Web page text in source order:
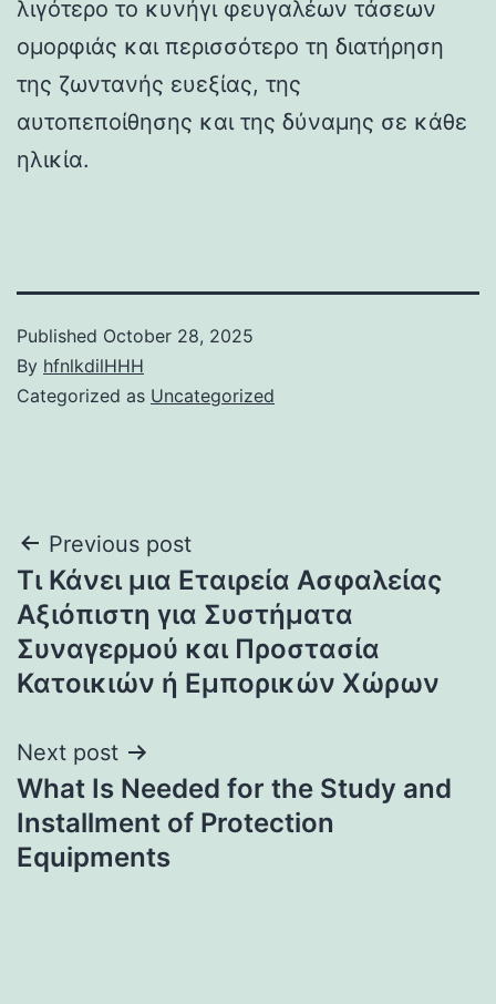
λιγότερο το κυνήγι φευγαλέων τάσεων
ομορφιάς και περισσότερο τη διατήρηση
της ζωντανής ευεξίας, της
αυτοπεποίθησης και της δύναμης σε κάθε
ηλικία.
Published October 28, 2025
By hfnlkdilHHH
Categorized as Uncategorized
Post
navigation
Previous post
Τι Κάνει μια Εταιρεία Ασφαλείας
Αξιόπιστη για Συστήματα
Συναγερμού και Προστασία
Κατοικιών ή Εμπορικών Χώρων
Next post
What Is Needed for the Study and
Installment of Protection
Equipments